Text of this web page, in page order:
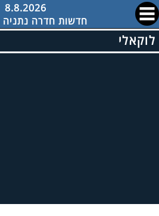
8.8.2026
חדשות חדרה נתניה
לוקאלי